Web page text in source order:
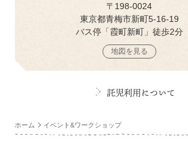
〒198-0024
東京都青梅市新町5-16-19
バス停「霞町新町」徒歩2分
地図を見る
託児利用について
ホーム イベント&ワークショップ